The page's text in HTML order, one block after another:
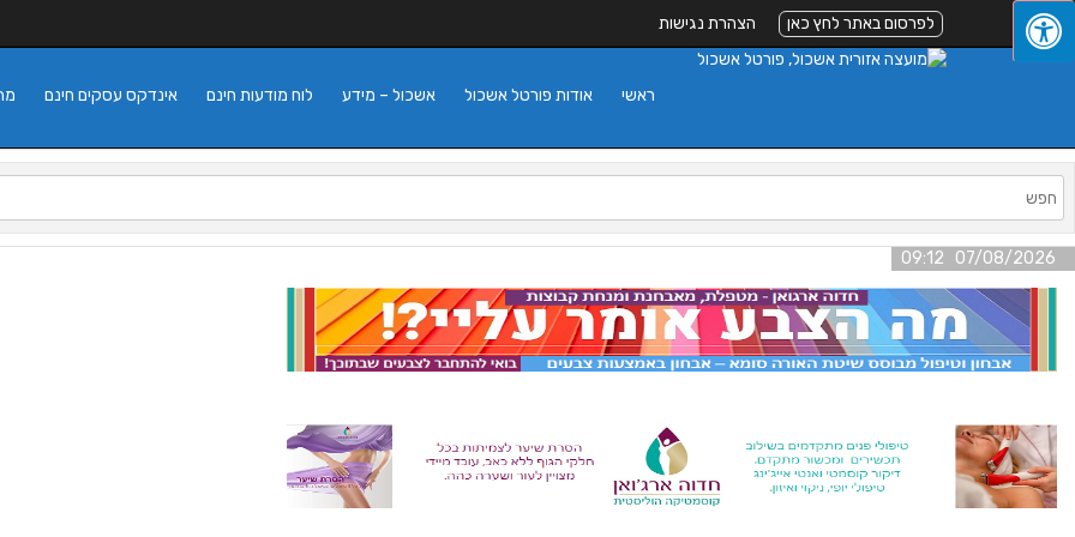
לפרסום באתר לחץ כאן הצהרת נגישות
אינדקס עסקים חינם לוח מודעות חינם אשכול – מידע אודות פורטל אשכול ראשי
07/08/2026 09:12